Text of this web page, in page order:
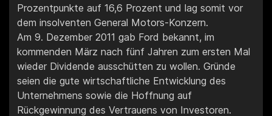
Prozentpunkte auf 16,6 Prozent und lag somit vor
dem insolventen General Motors-Konzern.
Am 9. Dezember 2011 gab Ford bekannt, im
kommenden März nach fünf Jahren zum ersten Mal
wieder Dividende ausschütten zu wollen. Gründe
seien die gute wirtschaftliche Entwicklung des
Unternehmens sowie die Hoffnung auf
Rückgewinnung des Vertrauens von Investoren.